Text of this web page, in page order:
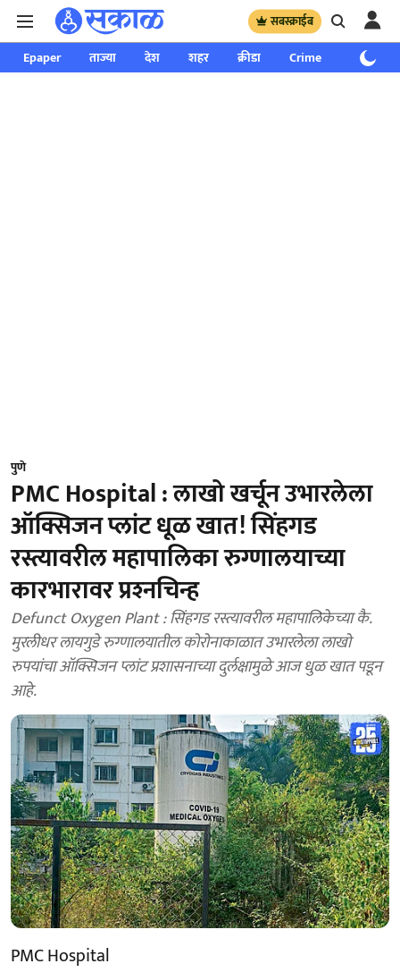
सबस्क्राईब
Epaper ताज्या देश शहर क्रीडा Crime साप्ताहिक
पुणे
PMC Hospital : लाखो खर्चून उभारलेला
ऑक्सिजन प्लांट धूळ खात! सिंहगड
रस्त्यावरील महापालिका रुग्णालयाच्या
कारभारावर प्रश्‍नचिन्ह
Defunct Oxygen Plant : सिंहगड रस्त्यावरील महापालिकेच्या कै.
मुरलीधर लायगुडे रुग्णालयातील कोरोनाकाळात उभारलेला लाखो
रुपयांचा ऑक्सिजन प्लांट प्रशासनाच्या दुर्लक्षामुळे आज धुळ खात पडून
आहे.
PMC Hospital